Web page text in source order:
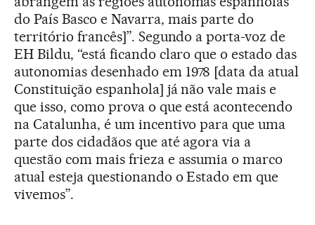
do País Basco e Navarra, mais parte do
território francês]”. Segundo a porta-voz de
EH Bildu, “está ficando claro que o estado das
autonomias desenhado em 1978 [data da atual
Constituição espanhola] já não vale mais e
que isso, como prova o que está acontecendo
na Catalunha, é um incentivo para que uma
parte dos cidadãos que até agora via a
questão com mais frieza e assumia o marco
atual esteja questionando o Estado em que
vivemos”.